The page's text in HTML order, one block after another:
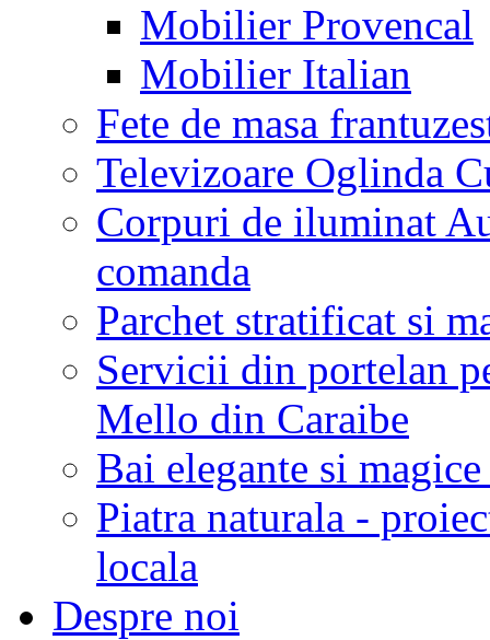
Mobilier Provencal
Mobilier Italian
Fete de masa
Televizoare Oglinda
Corpuri de iluminat
comanda
Parchet stratificat si
Servicii din portelan
Mello din Caraibe
Bai elegante si
Piatra naturala -
locala
Despre noi